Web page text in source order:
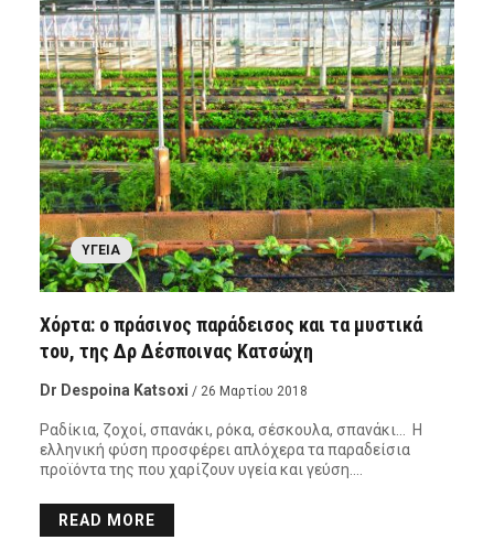
ΥΓΕΊΑ
Χόρτα: ο πράσινος παράδεισος και τα μυστικά
του, της Δρ Δέσποινας Κατσώχη
Dr Despoina Katsoxi / 26 Μαρτίου 2018
Ραδίκια, ζοχοί, σπανάκι, ρόκα, σέσκουλα, σπανάκι… Η
ελληνική φύση προσφέρει απλόχερα τα παραδείσια
προϊόντα της που χαρίζουν υγεία και γεύση….
READ MORE